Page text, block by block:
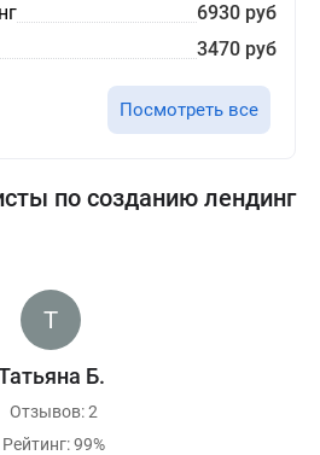
6930 руб
3470 руб
Посмотреть все
по созданию лендинг
Б.
Отзывов: 2
Рейтинг: 99%